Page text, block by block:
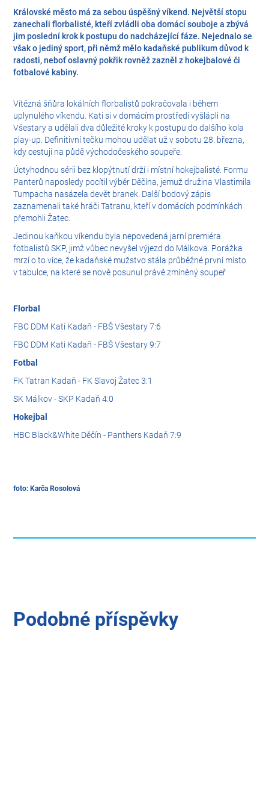
Královské město má za sebou úspěšný víkend. Největší stopu
zanechali florbalisté, kteří zvládli oba domácí souboje a zbývá
jim poslední krok k postupu do nadcházející fáze. Nejednalo se
však o jediný sport, při němž mělo kadaňské publikum důvod k
radosti, neboť oslavný pokřik rovněž zazněl z hokejbalové či
fotbalové kabiny.
Vítězná šňůra lokálních florbalistů pokračovala i během
uplynulého víkendu. Kati si v domácím prostředí vyšlápli na
Všestary a udělali dva důležité kroky k postupu do dalšího kola
play-up. Definitivní tečku mohou udělat už v sobotu 28. března,
kdy cestují na půdě východočeského soupeře.
Úctyhodnou sérii bez klopýtnutí drží i místní hokejbalisté. Formu
Panterů naposledy pocítil výběr Děčína, jemuž družina Vlastimila
Tumpacha nasázela devět branek. Další bodový zápis
zaznamenali také hráči Tatranu, kteří v domácích podmínkách
přemohli Žatec.
Jedinou kaňkou víkendu byla nepovedená jarní premiéra
fotbalistů SKP, jimž vůbec nevyšel výjezd do Málkova. Porážka
mrzí o to více, že kadaňské mužstvo stála průběžné první místo
v tabulce, na které se nově posunul právě zmíněný soupeř.
Florbal
FBC DDM Kati Kadaň - FBŠ Všestary 7:6
FBC DDM Kati Kadaň - FBŠ Všestary 9:7
Fotbal
FK Tatran Kadaň - FK Slavoj Žatec 3:1
SK Málkov - SKP Kadaň 4:0
Hokejbal
HBC Black&White Děčín - Panthers Kadaň 7:9
foto: Karča Rosolová
Podobné příspěvky